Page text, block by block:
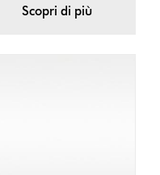
Scopri di più